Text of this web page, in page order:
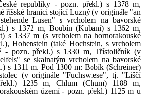
republiky - pozn. překl.) s 1378 m,
říšské hranici stojící Luzný (v originále "an
Lusen" s vrcholem na bavorské
s 1372 m, Boubín (Kubani) s 1362 m,
s 1337 m (s vrcholem na hornorakouské
Hohenstein (také Hochstein, s vrcholem
- pozn. překl.) s 1330 m, Třístoličník (v
se skalnatým vrcholem na bavorské
s 1311 m. Pod 1300 m: Bobík (Schreiner)
(v originále "Fuchswiese", tj. "Liščí
1235 m, Chlum (Chum) 1188 m,
území - pozn. překl.) 1125 m u